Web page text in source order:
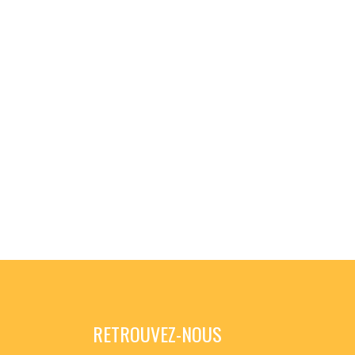
RETROUVEZ-NOUS